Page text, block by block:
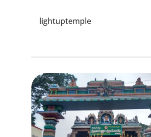
lightuptemple